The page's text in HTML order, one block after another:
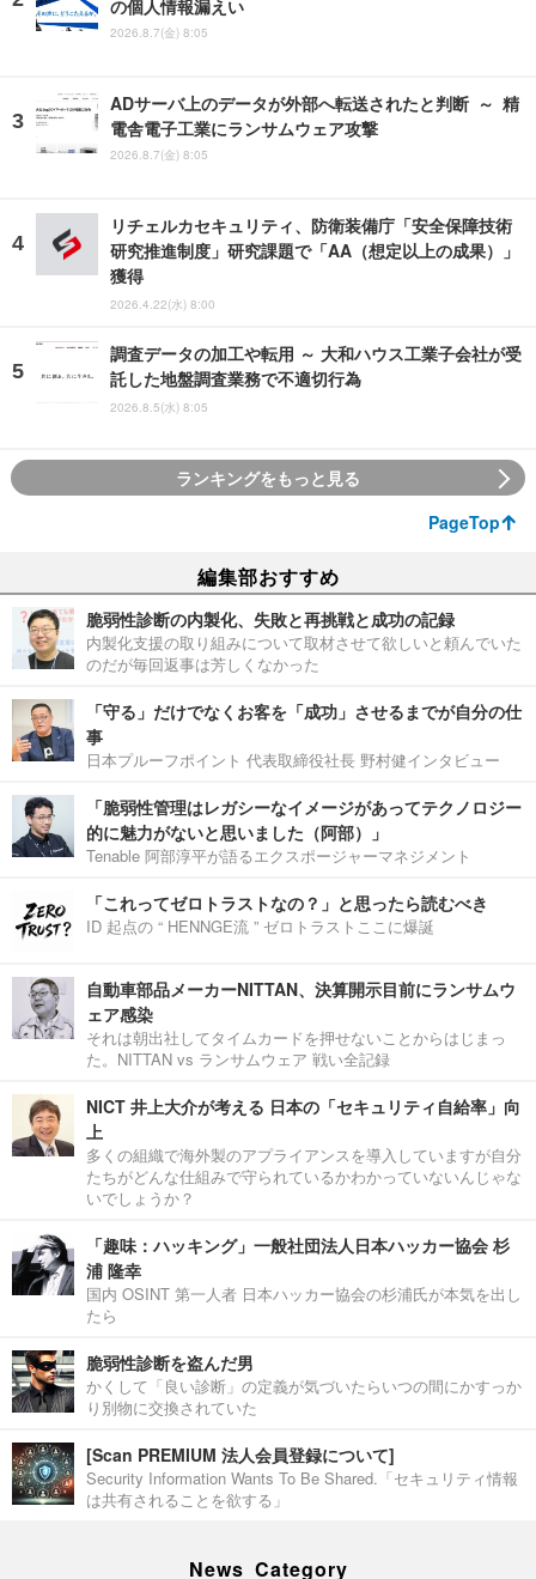
の個人情報漏えい
2026.8.7(金) 8:05
ADサーバ上のデータが外部へ転送されたと判断 ～ 精
電舎電子工業にランサムウェア攻撃
2026.8.7(金) 8:05
リチェルカセキュリティ、防衛装備庁「安全保障技術
研究推進制度」研究課題で「AA（想定以上の成果）」
獲得
2026.4.22(水) 8:00
調査データの加工や転用 ～ 大和ハウス工業子会社が受
託した地盤調査業務で不適切行為
2026.8.5(水) 8:05
ランキングをもっと見る
PageTop
編集部おすすめ
脆弱性診断の内製化、失敗と再挑戦と成功の記録
内製化支援の取り組みについて取材させて欲しいと頼んでいた
のだが毎回返事は芳しくなかった
「守る」だけでなくお客を「成功」させるまでが自分の仕
事
日本プルーフポイント 代表取締役社長 野村健インタビュー
「脆弱性管理はレガシーなイメージがあってテクノロジー
的に魅力がないと思いました（阿部）」
Tenable 阿部淳平が語るエクスポージャーマネジメント
「これってゼロトラストなの？」と思ったら読むべき
ID 起点の “ HENNGE流 ” ゼロトラストここに爆誕
自動車部品メーカーNITTAN、決算開示目前にランサムウ
ェア感染
それは朝出社してタイムカードを押せないことからはじまっ
た。NITTAN vs ランサムウェア 戦い全記録
NICT 井上大介が考える 日本の「セキュリティ自給率」向
上
多くの組織で海外製のアプライアンスを導入していますが自分
たちがどんな仕組みで守られているかわかっていないんじゃな
いでしょうか？
「趣味：ハッキング」一般社団法人日本ハッカー協会 杉
浦 隆幸
国内 OSINT 第一人者 日本ハッカー協会の杉浦氏が本気を出し
たら
脆弱性診断を盗んだ男
かくして「良い診断」の定義が気づいたらいつの間にかすっか
り別物に交換されていた
[Scan PREMIUM 法人会員登録について]
Security Information Wants To Be Shared.「セキュリティ情報
は共有されることを欲する」
News Category